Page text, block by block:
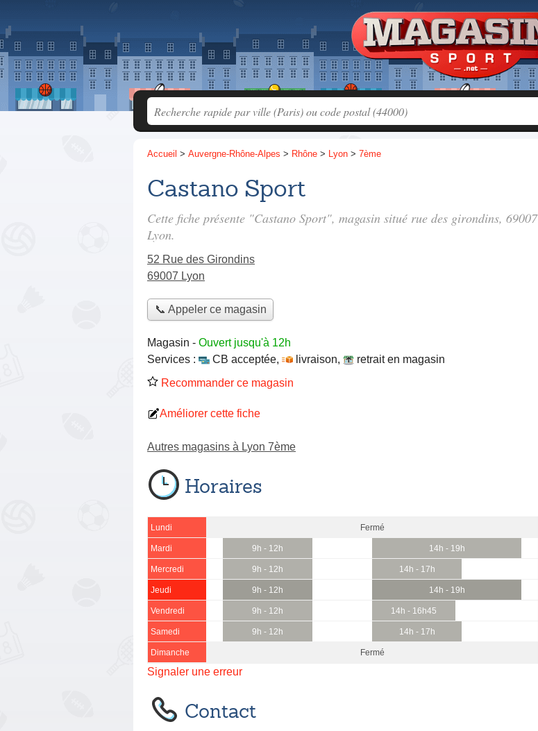
Accueil > Auvergne-Rhône-Alpes > Rhône > Lyon > 7ème
Castano Sport
Cette fiche présente "Castano Sport", magasin situé rue des girondins, 69007
Lyon.
52 Rue des Girondins
69007 Lyon
📞 Appeler ce magasin
Magasin - Ouvert jusqu'à 12h
Services :
CB acceptée, livraison,
retrait en magasin
Recommander ce magasin
Améliorer cette fiche
Autres magasins à Lyon 7ème
Horaires
Lundi Fermé
Mardi 9h - 12h 14h - 19h
Mercredi 9h - 12h 14h - 17h
Jeudi 9h - 12h 14h - 19h
Vendredi 9h - 12h 14h - 16h45
Samedi 9h - 12h 14h - 17h
Dimanche Fermé
Signaler une erreur
Contact